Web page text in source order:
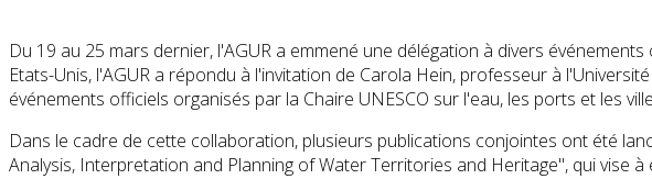
Du 19 au 25 mars dernier, l'AGUR a emmené une délégation à divers
Etats-Unis, l'AGUR a répondu à l'invitation de Carola Hein, professeur à
événements officiels organisés par la Chaire UNESCO sur l'eau, les ports et les
Dans le cadre de cette collaboration, plusieurs publications conjointes ont été
Analysis, Interpretation and Planning of Water Territories and Heritage", qui vise